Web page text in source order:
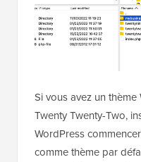
Si vous avez un
Twenty Twenty-Two,
WordPress
comme thème par